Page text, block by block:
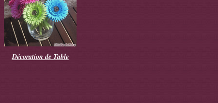
Décoration de Table